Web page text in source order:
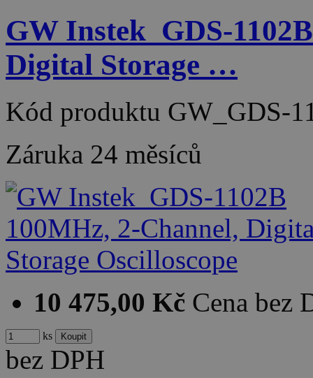
GW Instek_GDS-
Digital Storage …
Kód produktu GW_GDS-
Záruka 24 měsíců
10 475,00 Kč Cena bez
ks
bez DPH